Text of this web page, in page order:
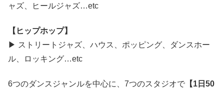
ャズ、ヒールジャズ…etc
【ヒップホップ】
▶ ストリートジャズ、ハウス、ポッピング、ダンスホー
ル、ロッキング…etc
6つのダンスジャンルを中心に、7つのスタジオで 【1日50